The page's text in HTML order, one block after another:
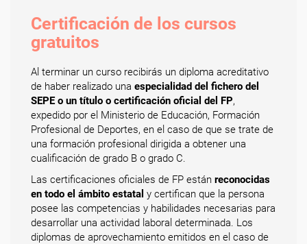
Certificación de los cursos
gratuitos
Al terminar un curso recibirás un diploma acreditativo
de haber realizado una especialidad del fichero del
SEPE o un título o certificación oficial del FP,
expedido por el Ministerio de Educación, Formación
Profesional de Deportes, en el caso de que se trate de
una formación profesional dirigida a obtener una
cualificación de grado B o grado C.
Las certificaciones oficiales de FP están reconocidas
en todo el ámbito estatal y certifican que la persona
posee las competencias y habilidades necesarias para
desarrollar una actividad laboral determinada. Los
diplomas de aprovechamiento emitidos en el caso de